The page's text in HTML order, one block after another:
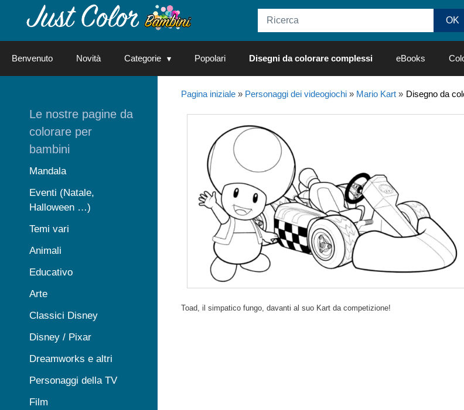
Benvenuto Novità Categorie Popolari Disegni da colorare complessi eBooks
Pagina iniziale» Personaggi dei videogiochi» Mario Kart» Disegno da
Toad, il simpatico fungo, davanti al suo Kart da competizione!
Le nostre pagine da
colorare per
bambini
Mandala
Eventi (Natale,
Halloween …)
Temi vari
Animali
Educativo
Arte
Classici Disney
Disney / Pixar
Dreamworks e altri
Personaggi della TV
Film